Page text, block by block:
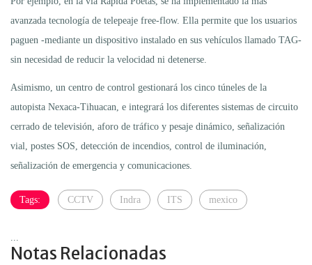
avanzada tecnología de telepeaje free-flow. Ella permite que los usuarios
paguen -mediante un dispositivo instalado en sus vehículos llamado TAG-
sin necesidad de reducir la velocidad ni detenerse.
Asimismo, un centro de control gestionará los cinco túneles de la
autopista Nexaca-Tihuacan, e integrará los diferentes sistemas de circuito
cerrado de televisión, aforo de tráfico y pesaje dinámico, señalización
vial, postes SOS, detección de incendios, control de iluminación,
señalización de emergencia y comunicaciones.
Tags: CCTV Indra ITS mexico
Notas Relacionadas